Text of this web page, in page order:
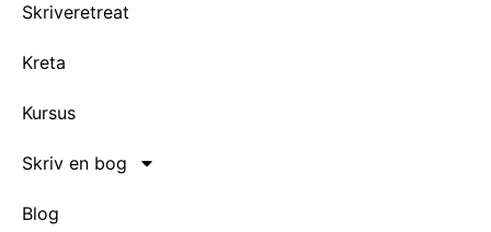
Skriveretreat
Kreta
Kursus
Skriv en bog
Blog